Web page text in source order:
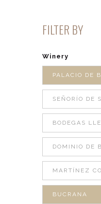
FILTER BY
Winery
PALACIO DE
SEÑORÍO DE
BODEGAS
DOMINIO DE
MARTÍNEZ
BUCRANA